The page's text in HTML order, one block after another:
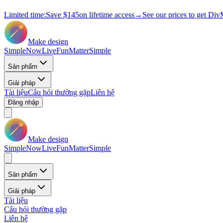
Limited time:Save $145on lifetime access→ See our prices to get
Make design
SimpleNowLiveFunMatterSimple
Sản phẩm
Giải pháp
Tài liệuCâu hỏi thường gặpLiên hệ
Đăng nhập
Make design
SimpleNowLiveFunMatterSimple
Sản phẩm
Giải pháp
Tài liệu
Câu hỏi thường gặp
Liên hệ